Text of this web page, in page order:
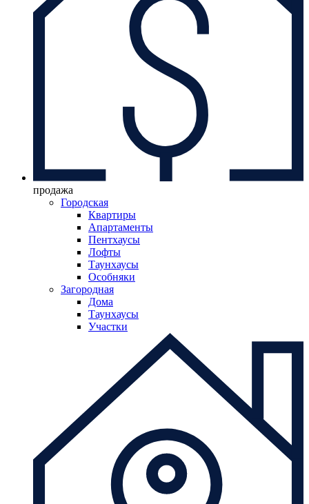
продажа
Городская
Квартиры
Апартаменты
Пентхаусы
Лофты
Таунхаусы
Особняки
Загородная
Дома
Таунхаусы
Участки